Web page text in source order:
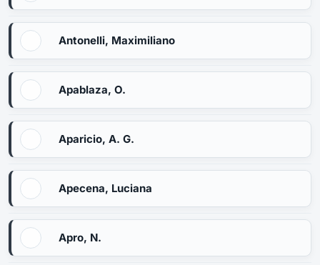
Antonelli, Maximiliano
Apablaza, O.
Aparicio, A. G.
Apecena, Luciana
Apro, N.